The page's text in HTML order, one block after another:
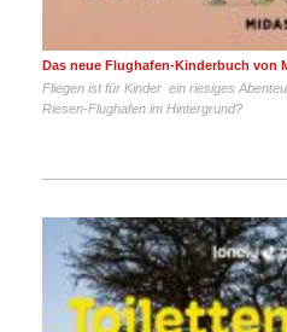
Das neue Flughafen-Kinderbuch von
Fliegen ist für Kinder ein riesiges
Riesen-Flughafen im Hintergrund?